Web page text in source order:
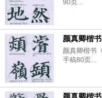
90页...
颜真卿楷
颜真卿楷书
手稿80页...
颜真卿楷